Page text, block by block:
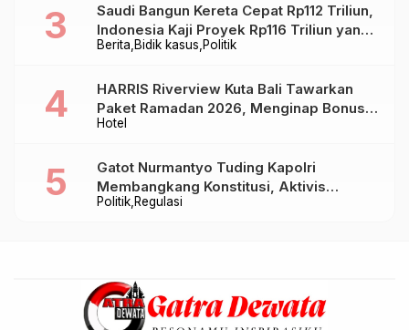
Berita Bidik kasus Politik
Saudi Bangun Kereta Cepat Rp112 Triliun,
Indonesia Kaji Proyek Rp116 Triliun yang
Baru Sampai Bandung
Hotel
HARRIS Riverview Kuta Bali Tawarkan
Paket Ramadan 2026, Menginap Bonus
Takjil hingga Bukber Mulai Rp88.888
Politik Regulasi
Gatot Nurmantyo Tuding Kapolri
Membangkang Konstitusi, Aktivis
Tegaskan Polri Tak Punya Sejarah